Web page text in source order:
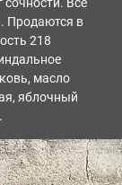
сочности. Все
Продаются в
218
масло
яблочный